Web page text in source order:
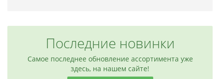
Последние новинки
Самое последнее обновление ассортимента уже
здесь, на нашем сайте!